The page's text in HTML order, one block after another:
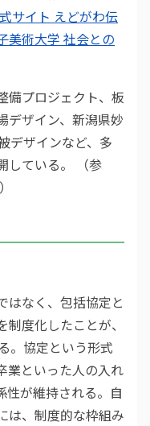
サイト えどがわ伝
美術大学 社会との
備プロジェクト、板
デザイン、新潟県妙
デザインなど、多
している。 （参
）
はなく、包括協定と
度化したことが、
。協定という形式
業といった人の入れ
性が維持される。自
は、制度的な枠組み